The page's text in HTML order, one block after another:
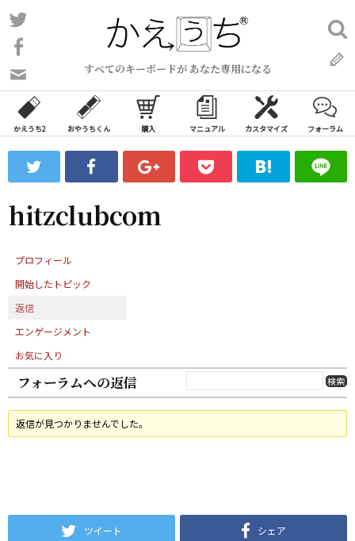
コ
ン
ン
ツ
ス
ッ
プ
すべてのキーボードが あなた専用になる
い
合
わ
フ
ォ
ム
検
索:
かえうち2 おやうちくん 購入 マニュアル カスタマイズ フォーラム
hitzclubcom
プロフィール
開始したトピック
返信
エンゲージメント
お気に入り
フォーラムへの返信
返信が見つかりませんでした。
ツイート シェア